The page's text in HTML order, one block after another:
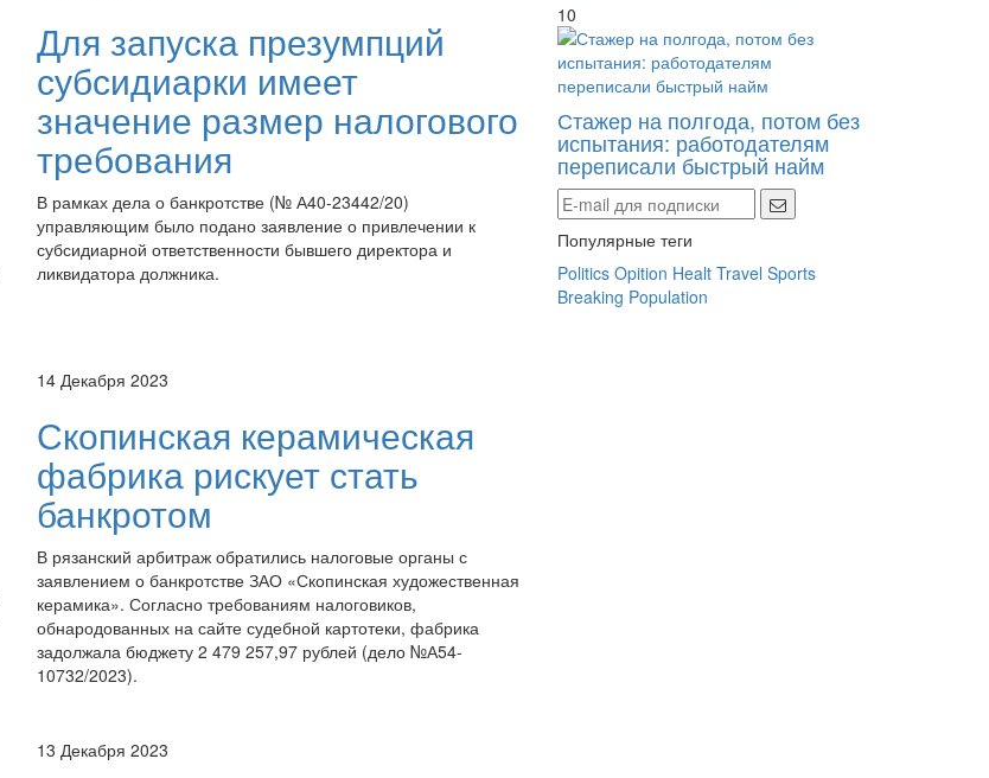
Для запуска презумпций
субсидиарки имеет
значение размер налогового
требования
В рамках дела о банкротстве (№ А40-23442/20)
управляющим было подано заявление о привлечении к
субсидиарной ответственности бывшего директора и
ликвидатора должника.
14 Декабря 2023
Скопинская керамическая
фабрика рискует стать
банкротом
В рязанский арбитраж обратились налоговые органы с
заявлением о банкротстве ЗАО «Скопинская художественная
керамика». Согласно требованиям налоговиков,
обнародованных на сайте судебной картотеки, фабрика
задолжала бюджету 2 479 257,97 рублей (дело №А54-
10732/2023).
13 Декабря 2023
10
Стажер на полгода, потом без
испытания: работодателям
переписали быстрый найм
Популярные теги
Politics Opition Healt Travel Sports
Breaking Population